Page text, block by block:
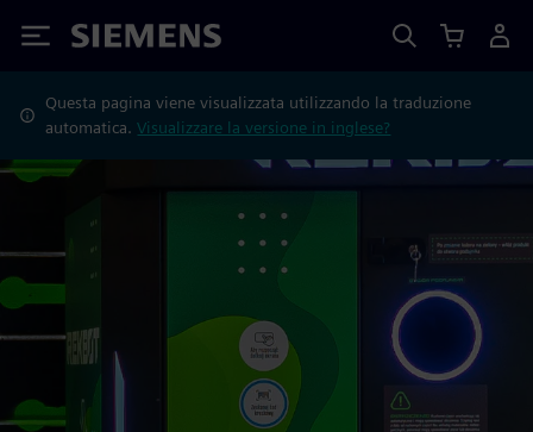
Siemens
Questa pagina viene visualizzata utilizzando la traduzione
automatica.Visualizzare la versione in inglese?